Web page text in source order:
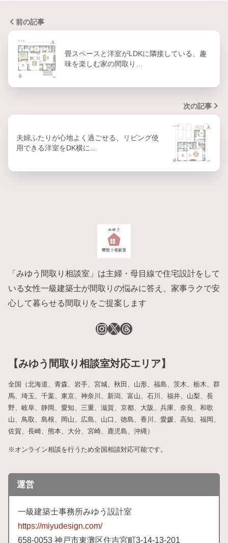
前の記事
畳スペースと洋室がLDKに隣接している、趣
味を楽しむ家の間取り…
次の記事
夫婦ふたりが心地よく過ごせる、リビング使
用できる洋室をDK横に…
「みゆう間取り相談室」は主婦・母目線で住宅設計をして
いる女性一級建築士が間取りの悩みに答え、家事ラクで安
心して暮らせる間取りをご提案します
【みゆう間取り相談室対応エリア】
全国（北海道、青森、岩手、宮城、秋田、山形、福島、茨木、栃木、群
馬、埼玉、千葉、東京、神奈川、新潟、富山、石川、福井、山梨、長
野、岐阜、静岡、愛知、三重、滋賀、京都、大阪、兵庫、奈良、和歌
山、鳥取、島根、岡山、広島、山口、徳島、香川、愛媛、高知、福岡、
佐賀、長崎、熊本、大分、宮崎、鹿児島、沖縄）
※オンライン相談を行うため全国相談対応可能です。
運営
一級建築士事務所みゆう設計室
https://miyudesign.com/
658-0053 神戸市東灘区住吉宮町3-14-13-201